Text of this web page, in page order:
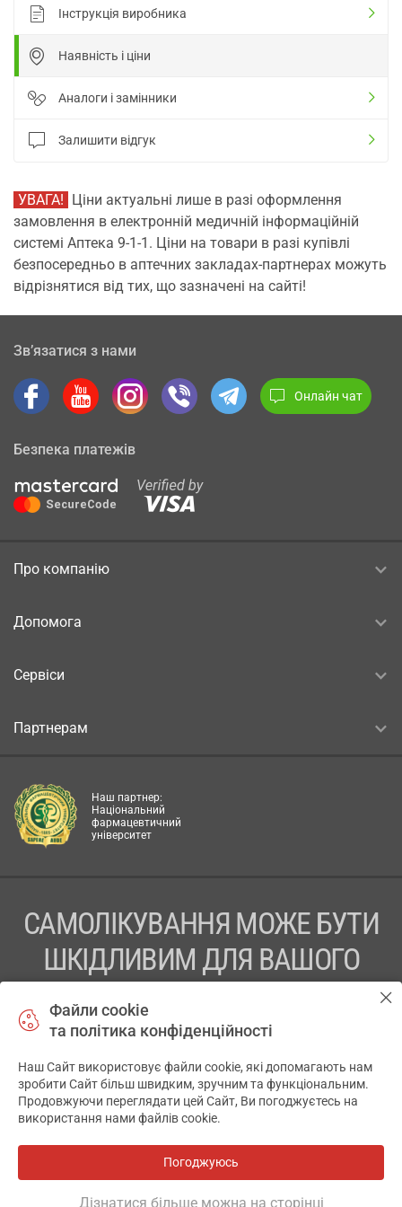
Інструкція виробника
Наявність і ціни
Аналоги і замінники
Залишити відгук
УВАГА! Ціни актуальні лише в разі оформлення
замовлення в електронній медичній інформаційній
системі Аптека 9-1-1. Ціни на товари в разі купівлі
безпосередньо в аптечних закладах-партнерах можуть
відрізнятися від тих, що зазначені на сайті!
Зв’язатися з нами
Онлайн чат
Безпека платежів
Про компанію
Допомога
Сервіси
Партнерам
Наш партнер:
Національний
фармацевтичний
університет
САМОЛІКУВАННЯ МОЖЕ БУТИ
ШКІДЛИВИМ ДЛЯ ВАШОГО
ПЕРЕД ЗАСТОСУВАННЯМ ПРЕПАРАТУ ПРОКОНСУЛЬТУЙТЕСЬ
ТОВ «АПТЕКА 911.ЮА» Код ЄДРПОУ 43631965.
Відмова від відповідальності
© 2014-2026. Медична інформаційна система АПТЕКА911.ЮА
Файли cookie
та політика конфіденційності
Наш Сайт використовує файли cookie, які допомагають нам
зробити Сайт більш швидким, зручним та функціональним.
Продовжуючи переглядати цей Сайт, Ви погоджуєтесь на
використання нами файлів cookie.
Погоджуюсь
Дізнатися більше можна на сторінці
✕